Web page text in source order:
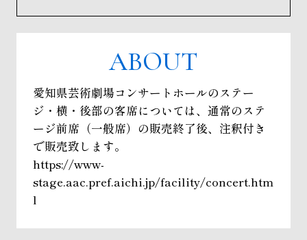
ABOUT
愛知県芸術劇場コンサートホールのステー
ジ・横・後部の客席については、通常のステ
ージ前席（一般席）の販売終了後、注釈付き
で販売致します。
https://www-
stage.aac.pref.aichi.jp/facility/concert.htm
l